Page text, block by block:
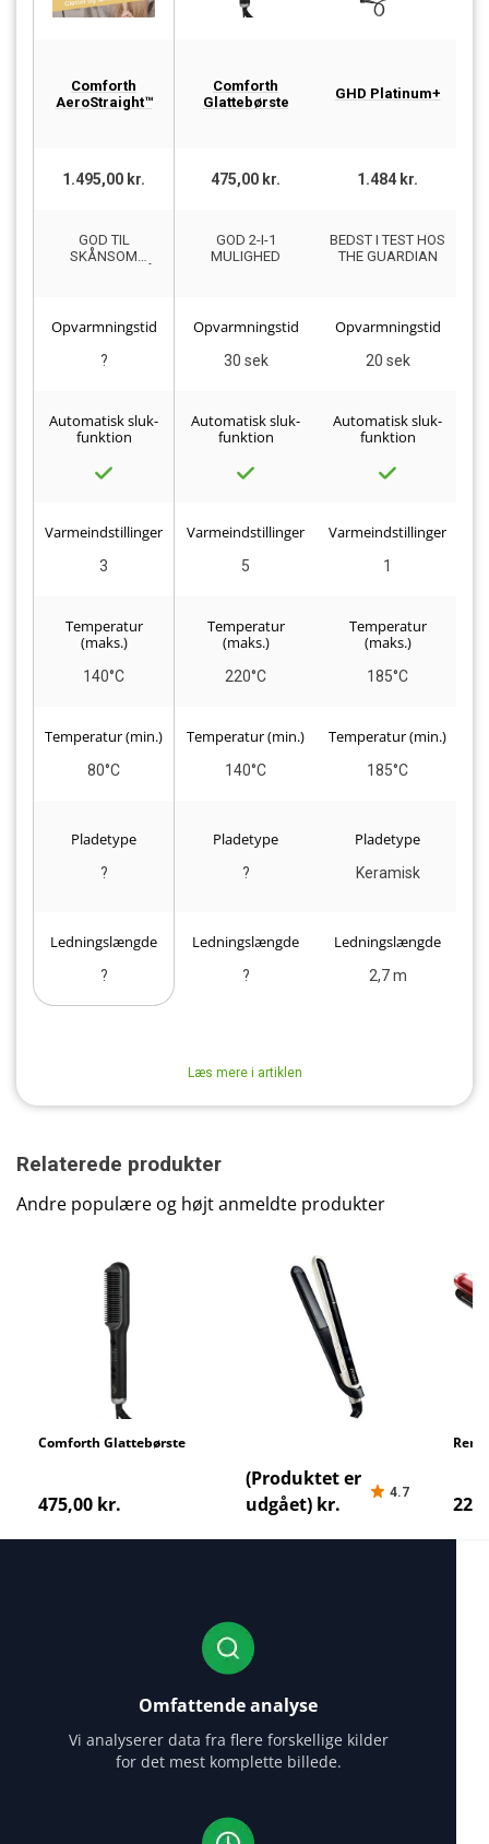
Comforth
AeroStraight™
Comforth
Glattebørste
GHD Platinum+
1.495,00 kr. 475,00 kr. 1.484 kr.
GOD TIL
SKÅNSOM
GOD 2-I-1
MULIGHED
BEDST I TEST HOS
THE GUARDIAN
Opvarmningstid
?
Opvarmningstid
30 sek
Opvarmningstid
20 sek
Automatisk sluk-
funktion
Automatisk sluk-
funktion
Automatisk sluk-
funktion
Varmeindstillinger
3
Varmeindstillinger
5
Varmeindstillinger
1
Temperatur
(maks.)
140°C
Temperatur
(maks.)
220°C
Temperatur
(maks.)
185°C
Temperatur (min.)
80°C
Temperatur (min.)
140°C
Temperatur (min.)
185°C
Pladetype
?
Pladetype
?
Pladetype
Keramisk
Ledningslængde
?
Ledningslængde
?
Ledningslængde
2,7 m
Læs mere i artiklen
Relaterede produkter
Andre populære og højt anmeldte produkter
Comforth Glattebørste
475,00 kr.
(Produktet er
udgået) kr.
4.7 226
Omfattende analyse
Vi analyserer data fra flere forskellige kilder
for det mest komplette billede.